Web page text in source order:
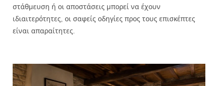
στάθμευση ή οι αποστάσεις μπορεί να έχουν
ιδιαιτερότητες, οι σαφείς οδηγίες προς τους επισκέπτες
είναι απαραίτητες.